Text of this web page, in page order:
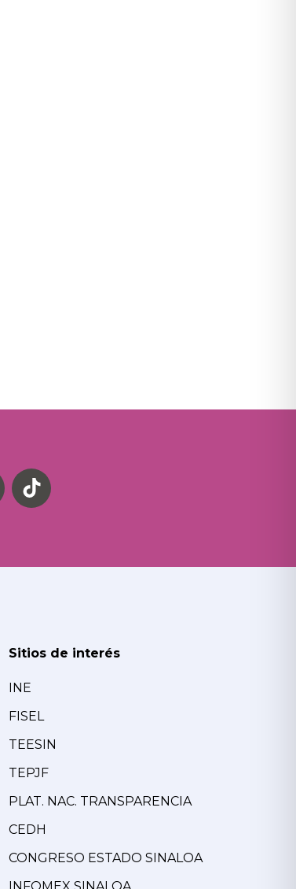
Sitios de interés
INE
FISEL
TEESIN
TEPJF
PLAT. NAC. TRANSPARENCIA
CEDH
CONGRESO ESTADO SINALOA